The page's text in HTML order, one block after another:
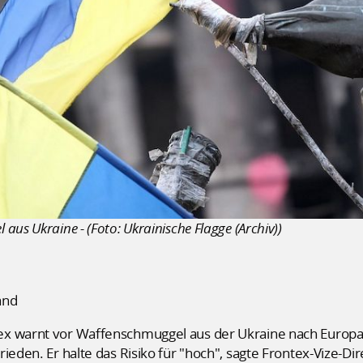
Ukraine - (Foto: Ukrainische Flagge (Archiv))
warnt vor Waffenschmuggel aus der Ukraine nach
Er halte das Risiko für "hoch", sagte Frontex-Vize-